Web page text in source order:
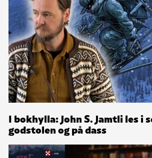
I bokhylla: John S. Jamtli les i
godstolen og på dass